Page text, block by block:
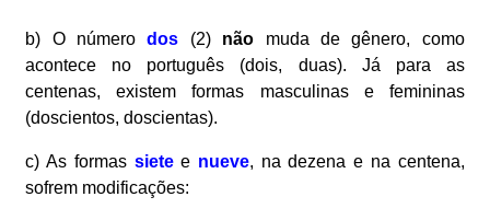
b) O númerodos (2) não muda de gênero, como
acontece no português (dois, duas). Já para as
centenas, existem formas masculinas e femininas
(doscientos, doscientas).
c) As formas sietee nueve, na dezena e na centena,
sofrem modificações: